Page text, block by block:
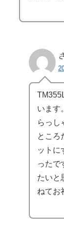
います
らっし
ところ
ットに
ったで
たいと
ねてお